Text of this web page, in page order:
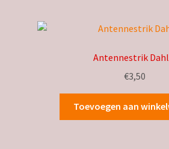
Antennestrik
€3,50
Toevoegen aan